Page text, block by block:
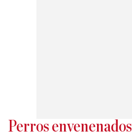
Perros envenenados